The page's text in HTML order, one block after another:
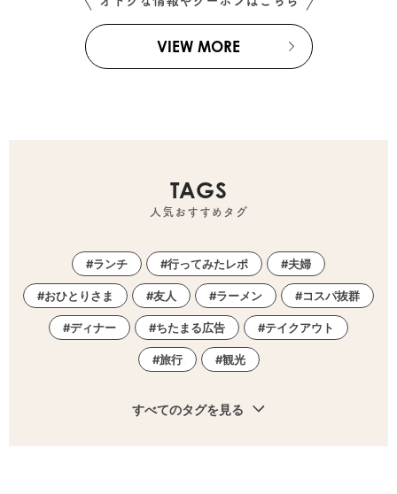
VIEW MORE
TAGS
人気おすすめタグ
ランチ 行ってみたレポ 夫婦
おひとりさま 友人 ラーメン コスパ抜群
ディナー ちたまる広告 テイクアウト
旅行 観光
すべてのタグを見る